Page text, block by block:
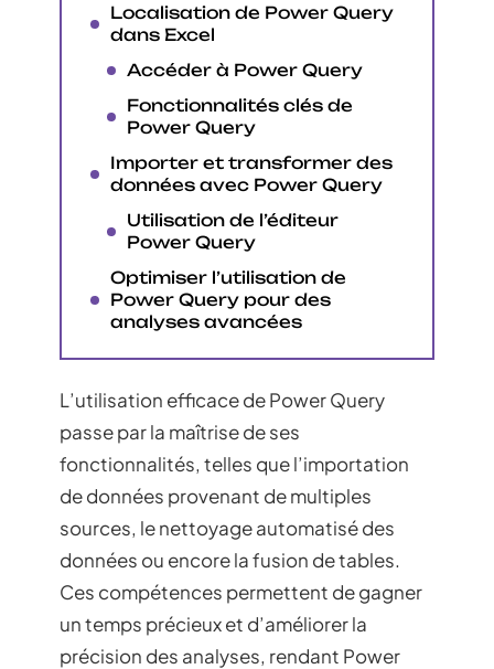
Localisation de Power Query
dans Excel
Accéder à Power Query
Fonctionnalités clés de
Power Query
Importer et transformer des
données avec Power Query
Utilisation de l’éditeur
Power Query
Optimiser l’utilisation de
Power Query pour des
analyses avancées
L’utilisation efficace de Power Query
passe par la maîtrise de ses
fonctionnalités, telles que l’importation
de données provenant de multiples
sources, le nettoyage automatisé des
données ou encore la fusion de tables.
Ces compétences permettent de gagner
un temps précieux et d’améliorer la
précision des analyses, rendant Power